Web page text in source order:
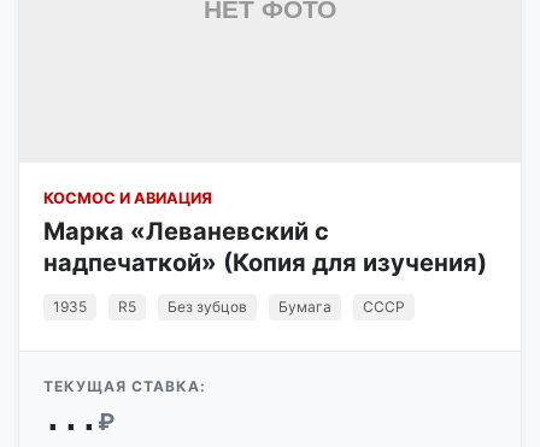
КОСМОС И АВИАЦИЯ
Марка «Леваневский с
надпечаткой» (Копия для изучения)
1935 R5 Без зубцов Бумага СССР
ТЕКУЩАЯ СТАВКА:
... ₽